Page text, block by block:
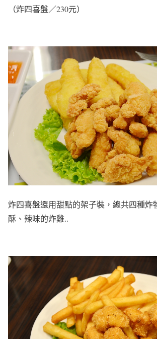
（炸四喜盤／230元）
炸四喜盤還用甜點的架子裝，總共四種炸
酥、辣味的炸雞..